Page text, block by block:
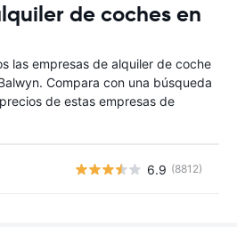
de coches en
las empresas de alquiler de coche
Compara con una búsqueda
de estas empresas de
6.9 (8812)